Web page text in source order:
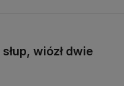
wiózł dwie